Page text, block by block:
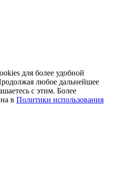
для более удобной
любое дальнейшее
с этим. Более
в Политики использования